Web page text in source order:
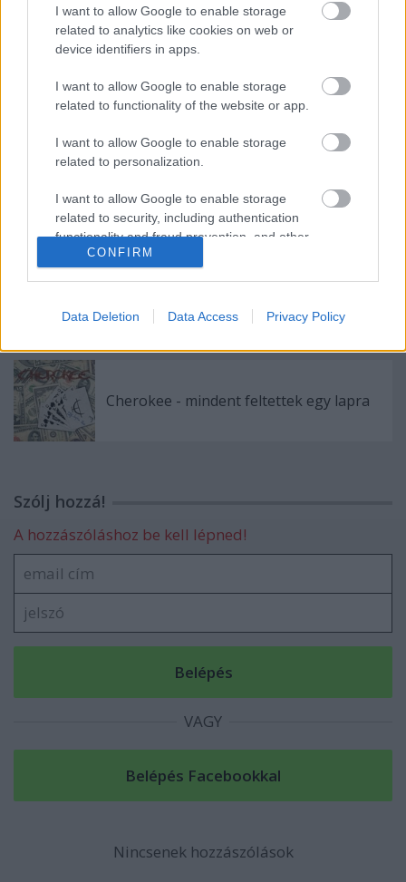
I want to allow Google to enable storage
related to analytics like cookies on web or
device identifiers in apps.
I want to allow Google to enable storage
related to functionality of the website or app.
I want to allow Google to enable storage
related to personalization.
I want to allow Google to enable storage
related to security, including authentication
functionality and fraud prevention, and other
user protection.
CONFIRM
Data Deletion Data Access Privacy Policy
Pulzus 2012 - a péceli No More Gravity
vitte el a fődíjat
Cadaveres klipforgatás, Don Gatto új EP
Long Road - Interjú
előrendelhető!
Cherokee - mindent feltettek egy lapra
Szólj hozzá!
A hozzászóláshoz be kell lépned!
VAGY
Nincsenek hozzászólások